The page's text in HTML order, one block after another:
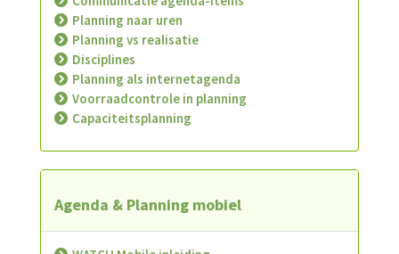
Planning naar uren
Planning vs realisatie
Disciplines
Planning als internetagenda
Voorraadcontrole in planning
Capaciteitsplanning
Agenda & Planning mobiel